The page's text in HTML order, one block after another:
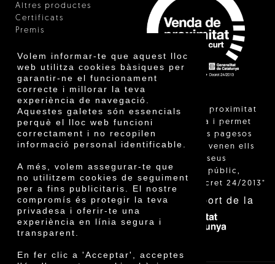
Volem informar-te que aquest lloc
web utilitza cookies bàsiques per
garantir-ne el funcionament
correcte i millorar la teva
experiència de navegació.
Aquestes galetes són essencials
perquè el lloc web funcioni
correctament i no recopilen
informació personal identificable.
A més, volem assegurar-te que
no utilitzem cookies de seguiment
per a fins publicitaris. El nostre
compromís és protegir la teva
privadesa i oferir-te una
experiència en línia segura i
transparent.
En fer clic a 'Acceptar', acceptes
Altres productes
Certificats
Premis
"La venda de proximitat
està regulada i permet
identificar els pagesos
catalans que venen ells
mateixos els seus
productes al públic,
segons el Decret 24/2013"
Amb el suport de la